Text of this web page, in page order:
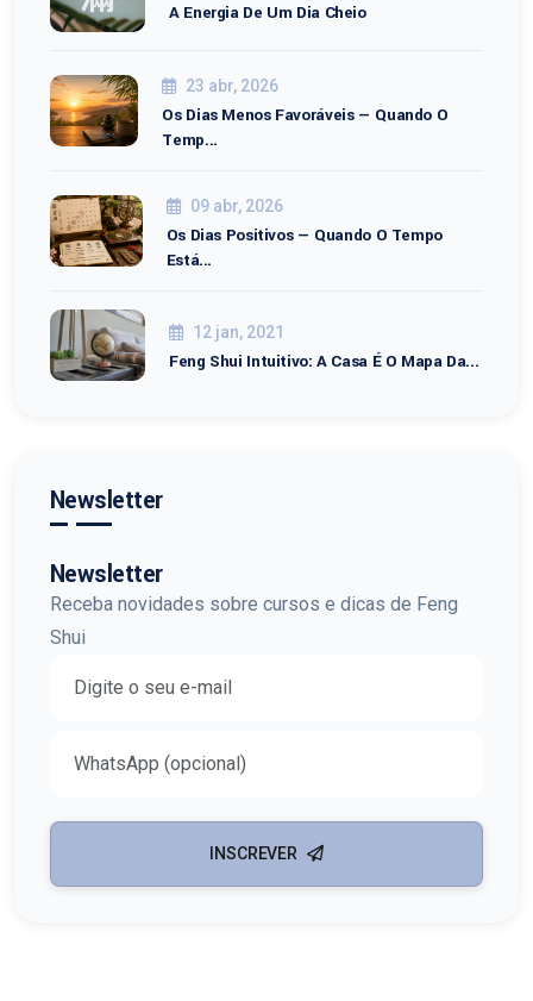
A Energia De Um Dia Cheio
23 abr, 2026
Os Dias Menos Favoráveis — Quando O
Temp...
09 abr, 2026
Os Dias Positivos — Quando O Tempo
Está...
12 jan, 2021
Feng Shui Intuitivo: A Casa É O Mapa Da...
Newsletter
Newsletter
Receba novidades sobre cursos e dicas de Feng
Shui
INSCREVER